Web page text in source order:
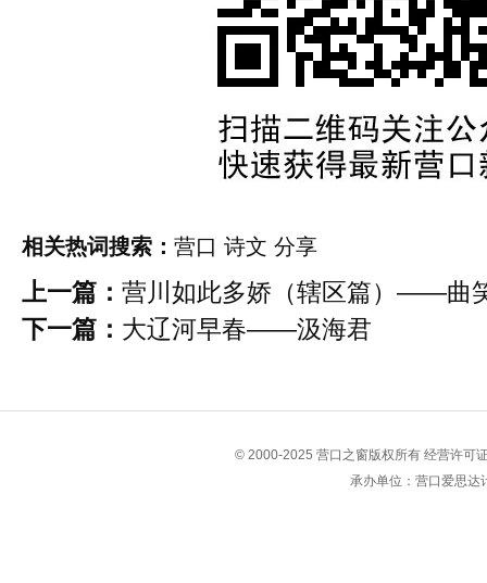
相关热词搜索： 营口 诗文 分享
上一篇： 营川如此多娇（辖区篇）——曲
下一篇： 大辽河早春——汲海君
© 2000-2025 营口之窗版权所有 经营许可
承办单位：营口爱思达